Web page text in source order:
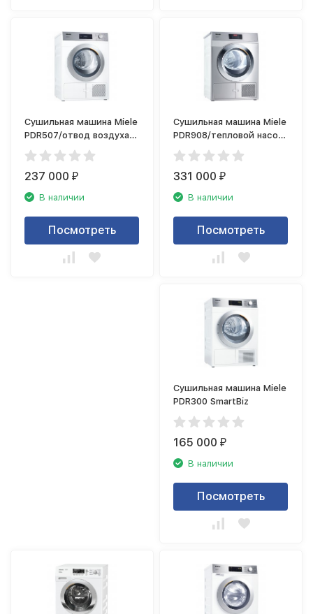
Сушильная машина Miele
PDR507/отвод воздуха,
белый
237 000₽
В наличии
Посмотреть
Сушильная машина Miele
PDR908/тепловой насос,
сталь
331 000₽
В наличии
Посмотреть
Сушильная машина Miele
PDR300 SmartBiz
165 000₽
В наличии
Посмотреть